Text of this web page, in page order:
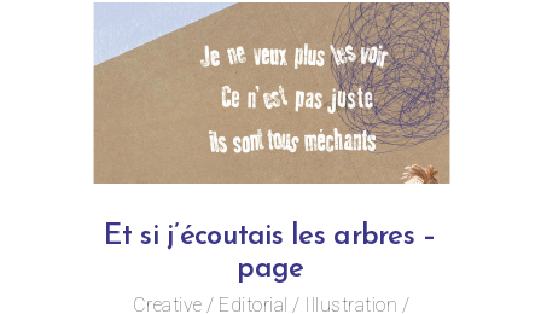
Et si j’écoutais les arbres –
page
Creative Editorial
Illustration